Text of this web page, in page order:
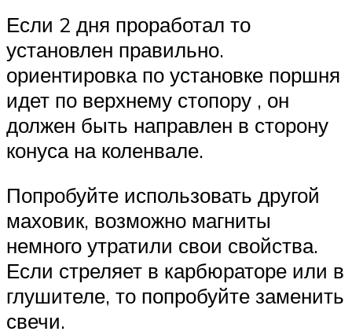
Если 2 дня проработал то
установлен правильно.
ориентировка по установке поршня
идет по верхнему стопору , он
должен быть направлен в сторону
конуса на коленвале.
Попробуйте использовать другой
маховик, возможно магниты
немного утратили свои свойства.
Если стреляет в карбюраторе или в
глушителе, то попробуйте заменить
свечи.